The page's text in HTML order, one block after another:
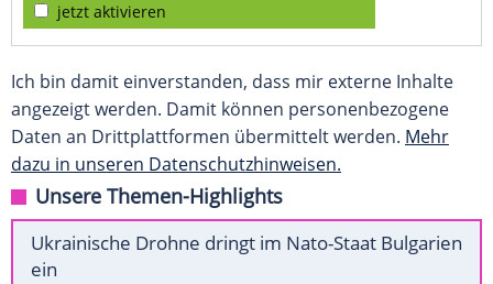
jetzt aktivieren
Ich bin damit einverstanden, dass mir externe Inhalte
angezeigt werden. Damit können personenbezogene
Daten an Drittplattformen übermittelt werden. Mehr
dazu in unseren Datenschutzhinweisen.
Unsere Themen-Highlights
Ukrainische Drohne dringt im Nato-Staat Bulgarien
ein